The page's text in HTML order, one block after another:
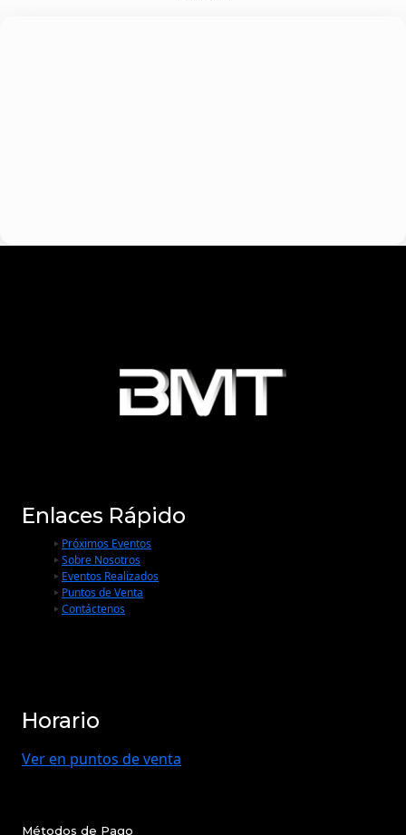
Enlaces Rápido
Próximos Eventos
Sobre Nosotros
Eventos Realizados
Puntos de Venta
Contáctenos
Horario
Ver en puntos de venta
Métodos de Pago